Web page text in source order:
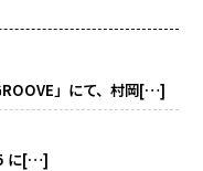
」にて、村岡[…]
に[…]